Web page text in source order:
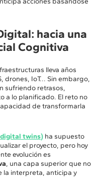
hacia una
Cognitiva
lleva años
drones, IoT... Sin embargo,
sufriendo retrasos,
a lo planificado. El reto no
de transformarla
twins) ha supuesto
el proyecto, pero hoy
evolución es
, una capa superior que no
la interpreta, anticipa y